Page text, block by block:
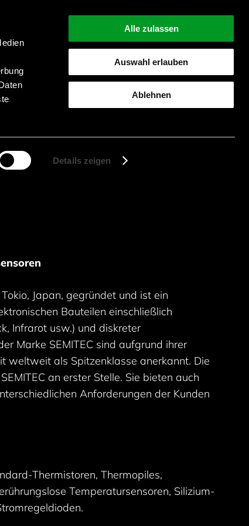
Details zeigen
Alle zulassen
Auswahl erlauben
Ablehnen
Suche starten
Japan, gegründet und ist ein
Bauteilen einschließlich
Infrarot usw.) und diskreter
Marke SEMITEC sind aufgrund ihrer
weltweit als Spitzenklasse anerkannt. Die
an erster Stelle. Sie bieten auch
Anforderungen der Kunden
Thermistoren, Thermopiles,
Temperatursensoren, Silizium-